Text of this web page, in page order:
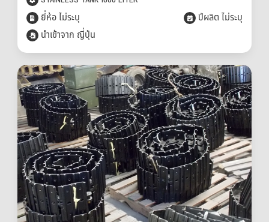
ยี่ห้อ ไม่ระบุ
ปีผลิต ไม่ระบุ
นำเข้าจาก ญี่ปุ่น